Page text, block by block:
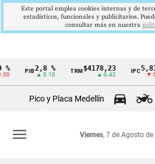
Cintillo
Colombia
2,8 %
▲ 0.10
TRM$4178,23
▲ 0.42
5,81
▼
Pico y Placa Medellín
Viernes, 7 de Agosto
menu
Este portal emplea cookies internas y de
estadísticos, funcionales y publicitarios.
consultar más en nuestra